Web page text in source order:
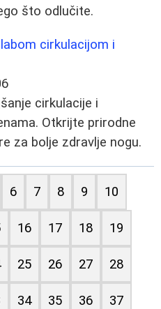
što odlučite.
cirkulacijom i
cirkulacije i
Otkrijte prirodne
za bolje zdravlje nogu.
6 7 8 9 10
16 17 18 19
25 26 27 28
34 35 36 37